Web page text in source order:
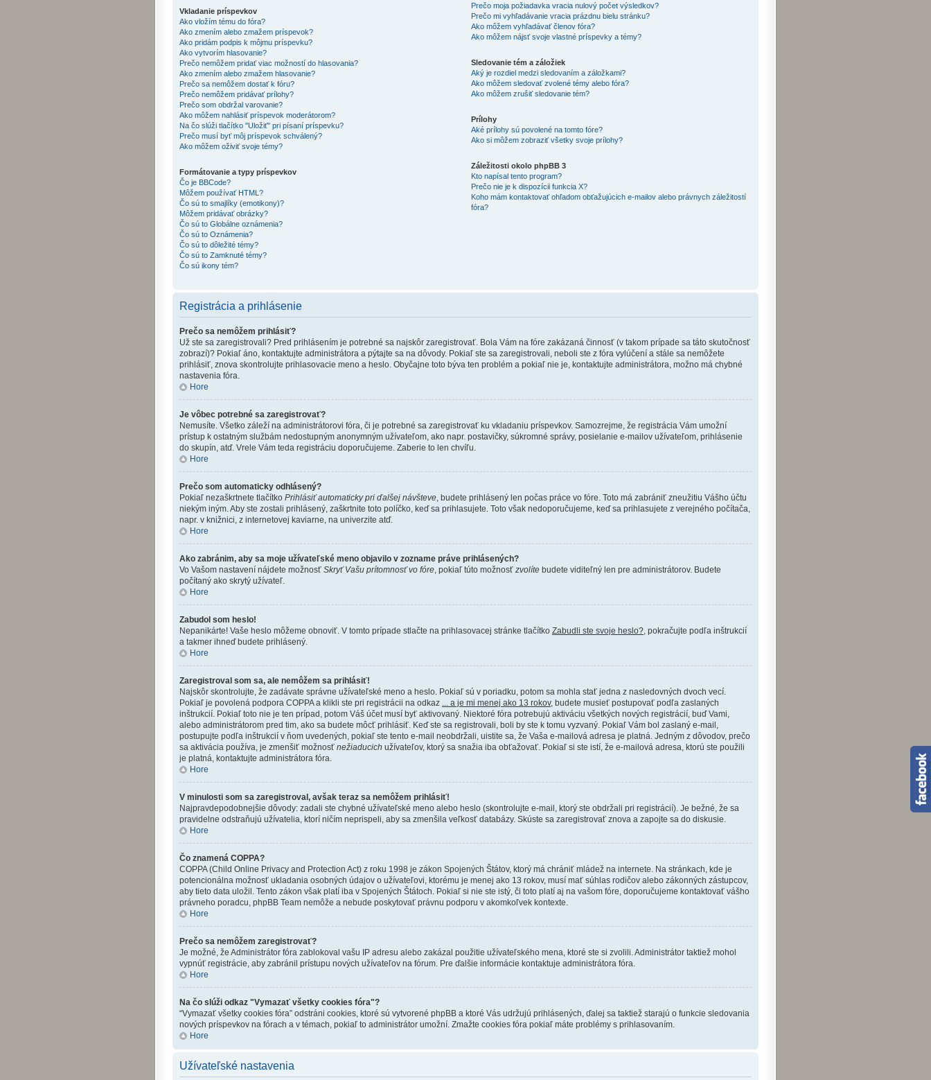
Vkladanie príspevkov
Ako vložím tému do fóra?
Ako zmením alebo zmažem príspevok?
Ako pridám podpis k môjmu príspevku?
Ako vytvorím hlasovanie?
Prečo nemôžem pridať viac možností do hlasovania?
Ako zmením alebo zmažem hlasovanie?
Prečo sa nemôžem dostať k fóru?
Prečo nemôžem pridávať prílohy?
Prečo som obdržal varovanie?
Ako môžem nahlásiť príspevok moderátorom?
Na čo slúži tlačítko "Uložiť" pri písaní príspevku?
Prečo musí byť môj príspevok schválený?
Ako môžem oživiť svoje témy?
Formátovanie a typy príspevkov
Čo je BBCode?
Môžem používať HTML?
Čo sú to smajlíky (emotikony)?
Môžem pridávať obrázky?
Čo sú to Globálne oznámenia?
Čo sú to Oznámenia?
Čo sú to dôležité témy?
Čo sú to Zamknuté témy?
Čo sú ikony tém?
Prečo moja požiadavka vracia nulový počet výsledkov?
Prečo mi vyhľadávanie vracia prázdnu bielu stránku?
Ako môžem vyhľadávať členov fóra?
Ako môžem nájsť svoje vlastné príspevky a témy?
Sledovanie tém a záložiek
Aký je rozdiel medzi sledovaním a záložkami?
Ako môžem sledovať zvolené témy alebo fóra?
Ako môžem zrušiť sledovanie tém?
Prílohy
Aké prílohy sú povolené na tomto fóre?
Ako si môžem zobraziť všetky svoje prílohy?
Záležitosti okolo phpBB 3
Kto napísal tento program?
Prečo nie je k dispozícii funkcia X?
Koho mám kontaktovať ohľadom obťažujúcich e-mailov alebo právnych záležitostí
fóra?
Registrácia a prihlásenie
Prečo sa nemôžem prihlásiť?
Už ste sa zaregistrovali? Pred prihlásením je potrebné sa najskôr zaregistrovať. Bola Vám na fóre zakázaná činnosť (v takom prípade sa táto skutočnosť
zobrazí)? Pokiaľ áno, kontaktujte administrátora a pýtajte sa na dôvody. Pokiaľ ste sa zaregistrovali, neboli ste z fóra vylúčení a stále sa nemôžete
prihlásiť, znova skontrolujte prihlasovacie meno a heslo. Obyčajne toto býva ten problém a pokiaľ nie je, kontaktujte administrátora, možno má chybné
nastavenia fóra.
Hore
Je vôbec potrebné sa zaregistrovať?
Nemusíte. Všetko záleží na administrátorovi fóra, či je potrebné sa zaregistrovať ku vkladaniu príspevkov. Samozrejme, že registrácia Vám umožní
prístup k ostatným službám nedostupným anonymným užívateľom, ako napr. postavičky, súkromné správy, posielanie e-mailov užívateľom, prihlásenie
do skupín, atď. Vrele Vám teda registráciu doporučujeme. Zaberie to len chvíľu.
Hore
Prečo som automaticky odhlásený?
Pokiaľ nezaškrtnete tlačítko Prihlásiť automaticky pri ďalšej návšteve , budete prihlásený len počas práce vo fóre. Toto má zabrániť zneužitiu Vášho účtu
niekým iným. Aby ste zostali prihlásený, zaškrtnite toto políčko, keď sa prihlasujete. Toto však nedoporučujeme, keď sa prihlasujete z verejného počítača,
napr. v knižnici, z internetovej kaviarne, na univerzite atď.
Hore
Ako zabránim, aby sa moje užívateľské meno objavilo v zozname práve prihlásených?
Vo Vašom nastavení nájdete možnosť Skryť Vašu prítomnosť vo fóre , pokiaľ túto možnosť zvolíte budete viditeľný len pre administrátorov. Budete
počítaný ako skrytý užívateľ.
Hore
Zabudol som heslo!
Nepanikárte! Vaše heslo môžeme obnoviť. V tomto prípade stlačte na prihlasovacej stránke tlačítko Zabudli ste svoje heslo? , pokračujte podľa inštrukcií
a takmer ihneď budete prihlásený.
Hore
Zaregistroval som sa, ale nemôžem sa prihlásiť!
Najskôr skontrolujte, že zadávate správne užívateľské meno a heslo. Pokiaľ sú v poriadku, potom sa mohla stať jedna z nasledovných dvoch vecí.
Pokiaľ je povolená podpora COPPA a klikli ste pri registrácii na odkaz
... a je mi menej ako 13 rokov, budete musieť postupovať podľa zaslaných
inštrukcií. Pokiaľ toto nie je ten prípad, potom Váš účet musí byť aktivovaný. Niektoré fóra potrebujú aktiváciu všetkých nových registrácií, buď Vami,
alebo administrátorom pred tim, ako sa budete môcť prihlásiť. Keď ste sa registrovali, boli by ste k tomu vyzvaný. Pokiaľ Vám bol zaslaný e-mail,
postupujte podľa inštrukcií v ňom uvedených, pokiaľ ste tento e-mail neobdržali, uistite sa, že Vaša e-mailová adresa je platná. Jedným z dôvodov, prečo
sa aktivácia používa, je zmenšiť možnosť nežiaducich užívateľov, ktorý sa snažia iba obťažovať. Pokiaľ si ste istí, že e-mailová adresa, ktorú ste použili
je platná, kontaktujte administrátora fóra.
Hore
V minulosti som sa zaregistroval, avšak teraz sa nemôžem prihlásiť!
Najpravdepodobnejšie dôvody: zadali ste chybné užívateľské meno alebo heslo (skontrolujte e-mail, ktorý ste obdržali pri registrácií). Je bežné, že sa
pravidelne odstraňujú užívatelia, ktorí ničím neprispeli, aby sa zmenšila veľkosť databázy. Skúste sa zaregistrovať znova a zapojte sa do diskusie.
Hore
Čo znamená COPPA?
COPPA (Child Online Privacy and Protection Act) z roku 1998 je zákon Spojených Štátov, ktorý má chrániť mládež na internete. Na stránkach, kde je
potencionálna možnosť ukladania osobných údajov o užívateľovi, ktorému je menej ako 13 rokov, musí mať súhlas rodičov alebo zákonných zástupcov,
aby tieto data uložil. Tento zákon však platí iba v Spojených Štátoch. Pokiaľ si nie ste istý, či toto platí aj na vašom fóre, doporučujeme kontaktovať vášho
právneho poradcu, phpBB Team nemôže a nebude poskytovať právnu podporu v akomkoľvek kontexte.
Hore
Prečo sa nemôžem zaregistrovať?
Je možné, že Administrátor fóra zablokoval vašu IP adresu alebo zakázal použitie užívateľského mena, ktoré ste si zvolili. Administrátor taktiež mohol
vypnúť registrácie, aby zabránil prístupu nových užívateľov na fórum. Pre ďalšie informácie kontaktuje administrátora fóra.
Hore
Na čo slúži odkaz "Vymazať všetky cookies fóra"?
“Vymazať všetky cookies fóra” odstráni cookies, ktoré sú vytvorené phpBB a ktoré Vás udržujú prihlásených, ďalej sa taktiež starajú o funkcie sledovania
nových príspevkov na fórach a v témach, pokiaľ to administrátor umožní. Zmažte cookies fóra pokiaľ máte problémy s prihlasovaním.
Hore
Užívateľské nastavenia